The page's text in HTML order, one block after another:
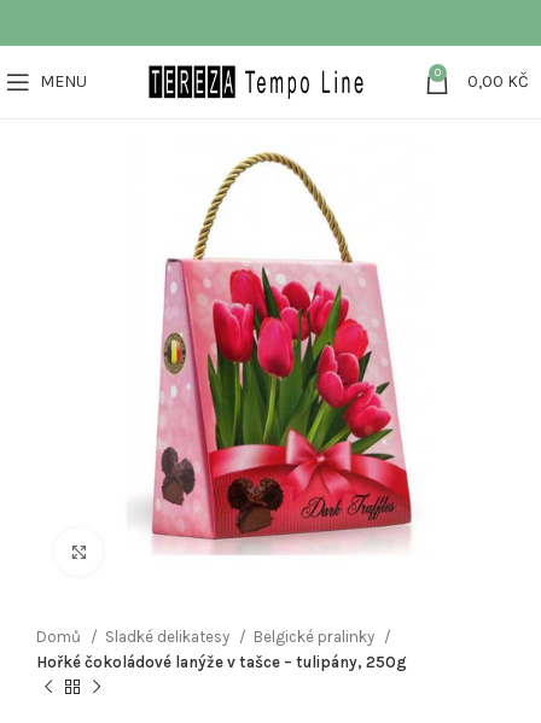
MENU 0 0,00 KČ
Klikněte pro zvětšení
Domů Sladké delikatesy
Belgické pralinky
Hořké čokoládové lanýže v tašce – tulipány, 250g